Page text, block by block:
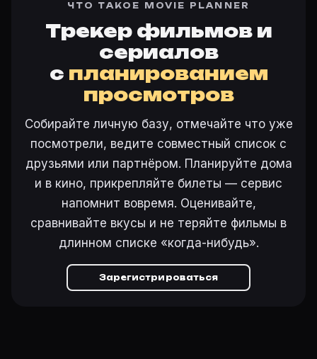
ЧТО ТАКОЕ MOVIE PLANNER
Трекер фильмов и
сериалов
с планированием
просмотров
Собирайте личную базу, отмечайте что уже
посмотрели, ведите совместный список с
друзьями или партнёром. Планируйте дома
и в кино, прикрепляйте билеты — сервис
напомнит вовремя. Оценивайте,
сравнивайте вкусы и не теряйте фильмы в
длинном списке «когда-нибудь».
Зарегистрироваться